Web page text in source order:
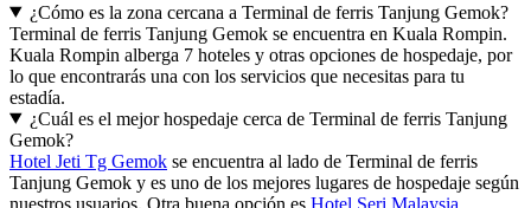
¿Cómo es la zona cercana a Terminal de ferris Tanjung Gemok?
Terminal de ferris Tanjung Gemok se encuentra en Kuala Rompin.
Kuala Rompin alberga 7 hoteles y otras opciones de hospedaje, por
lo que encontrarás una con los servicios que necesitas para tu
estadía.
¿Cuál es el mejor hospedaje cerca de Terminal de ferris Tanjung
Gemok?
Hotel Jeti Tg Gemok se encuentra al lado de Terminal de ferris
Tanjung Gemok y es uno de los mejores lugares de hospedaje según
nuestros usuarios. Otra buena opción es Hotel Seri Malaysia